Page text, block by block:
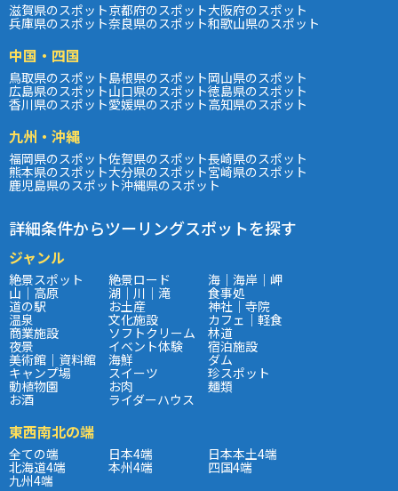
滋賀県のスポット京都府のスポット大阪府のスポット
兵庫県のスポット奈良県のスポット和歌山県のスポット
中国・四国
鳥取県のスポット島根県のスポット岡山県のスポット
広島県のスポット山口県のスポット徳島県のスポット
香川県のスポット愛媛県のスポット高知県のスポット
九州・沖縄
福岡県のスポット佐賀県のスポット長崎県のスポット
熊本県のスポット大分県のスポット宮崎県のスポット
鹿児島県のスポット沖縄県のスポット
詳細条件からツーリングスポットを探す
ジャンル
絶景スポット 絶景ロード 海｜海岸｜岬
山｜高原 湖｜川｜滝 食事処
道の駅 お土産 神社｜寺院
温泉 文化施設 カフェ｜軽食
商業施設 ソフトクリーム 林道
夜景 イベント体験 宿泊施設
美術館｜資料館 海鮮 ダム
キャンプ場 スイーツ 珍スポット
動植物園 お肉 麺類
お酒 ライダーハウス
東西南北の端
全ての端 日本4端 日本本土4端
北海道4端 本州4端 四国4端
九州4端